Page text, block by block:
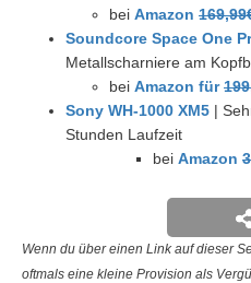
bei Amazon
Soundcore Space One
Metallscharniere am
bei Amazon für
Sony WH-1000 XM5 |
Stunden Laufzeit
bei Amazon
Wenn du über einen Link auf dieser
oftmals eine kleine Provision als